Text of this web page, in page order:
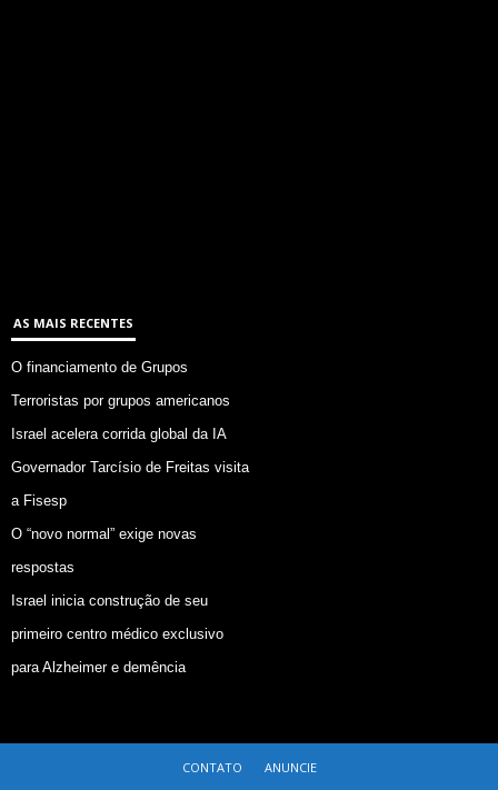
AS MAIS RECENTES
O financiamento de Grupos
Terroristas por grupos americanos
Israel acelera corrida global da IA
Governador Tarcísio de Freitas visita
a Fisesp
O “novo normal” exige novas
respostas
Israel inicia construção de seu
primeiro centro médico exclusivo
para Alzheimer e demência
CONTATO ANUNCIE